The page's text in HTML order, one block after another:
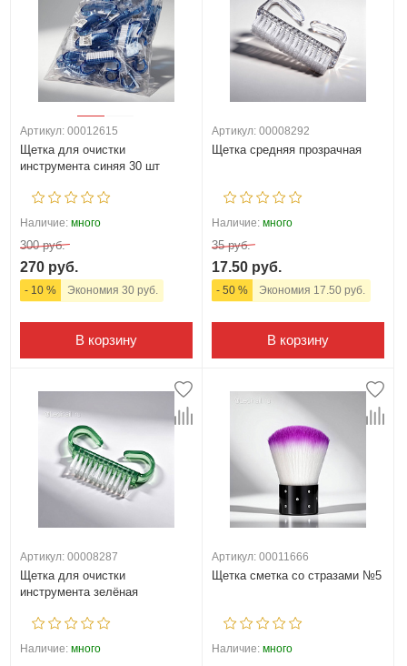
Артикул: 00012615
Щетка для очистки
инструмента синяя 30 шт
Наличие: много
300 руб.
270 руб.
- 10 % Экономия 30 руб.
В корзину
Артикул: 00008292
Щетка средняя прозрачная
Наличие: много
35 руб.
17.50 руб.
- 50 % Экономия 17.50 руб.
В корзину
Артикул: 00008287
Щетка для очистки
инструмента зелёная
Наличие: много
Артикул: 00011666
Щетка сметка со стразами №5
Наличие: много